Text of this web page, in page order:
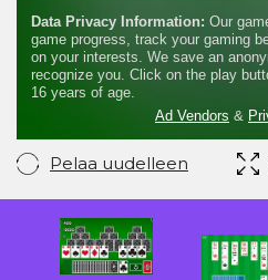
Pelaa uudelleen